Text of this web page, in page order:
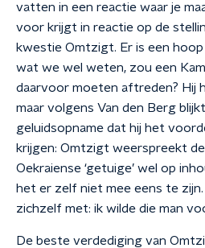
vatten in een reactie waar je
voor krijgt in reactie op de
kwestie Omtzigt. Er is een hoop
wat we wel weten, zou een
daarvoor moeten aftreden? Hij
maar volgens Van den Berg
geluidsopname dat hij het
krijgen: Omtzigt weerspreekt
Oekraiense ‘getuige’ wel op
het er zelf niet mee eens te
zichzelf met: ik wilde die man
De beste verdediging van